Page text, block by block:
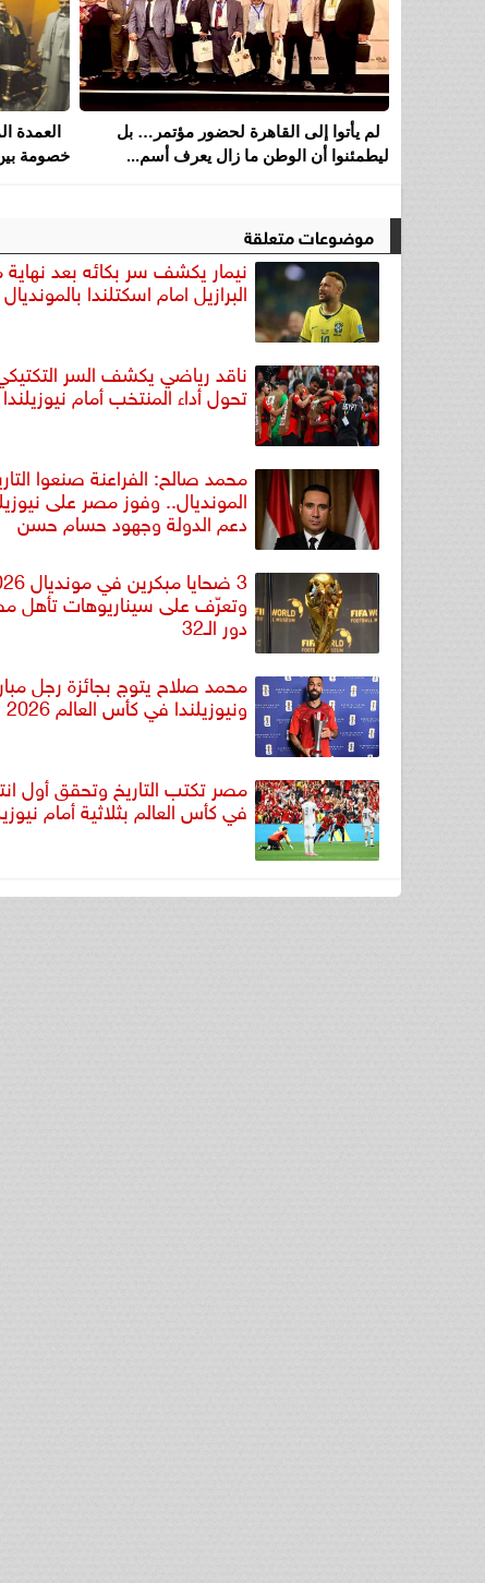
لم يأتوا إلى القاهرة لحضور مؤتمر… بل
ليطمئنوا أن الوطن ما زال يعرف أسم...
العمدة
خصومة
موضوعات متعلقة
نيمار يكشف سر بكائه بعد نهاية
البرازيل امام اسكتلندا بالمونديال
ناقد رياضي يكشف السر
تحول أداء المنتخب أمام نيوزيلندا
محمد صالح: الفراعنة صنعوا
المونديال.. وفوز مصر على
دعم الدولة وجهود حسام حسن
وتعرّف على سيناريوهات تأهل
دور الـ32
محمد صلاح يتوج بجائزة رجل
ونيوزيلندا في كأس العالم 2026
مصر تكتب التاريخ وتحقق أول
في كأس العالم بثلاثية أمام